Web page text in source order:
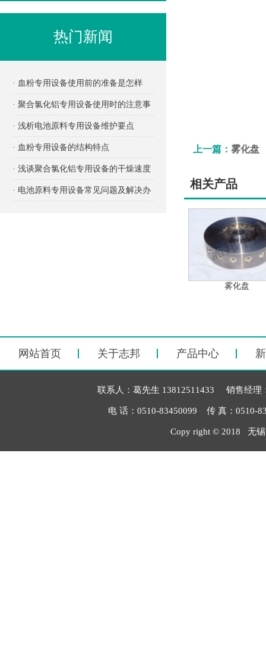
热门新闻
· 血粉专用设备使用前的准备是怎样
的？
· 聚合氯化铝专用设备使用时的注意事
项有哪些？
· 浅析电池原料专用设备维护要点
· 血粉专用设备的结构特点
· 浅谈聚合氯化铝专用设备的干燥速度
· 电池原料专用设备常见问题及解决办
上一篇： 雾化盘
相关产品
雾化盘
网站首页 关于志邦 产品中心
联系人：葛先生 13812511433 销售经理
电 话：0510-83450099 传 真：0510-
Copy right © 2018 无